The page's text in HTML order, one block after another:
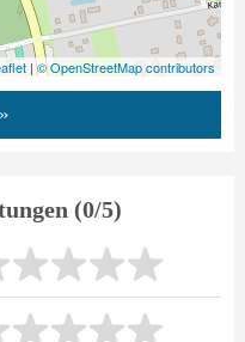
| © OpenStreetMap contributors
(0/5)